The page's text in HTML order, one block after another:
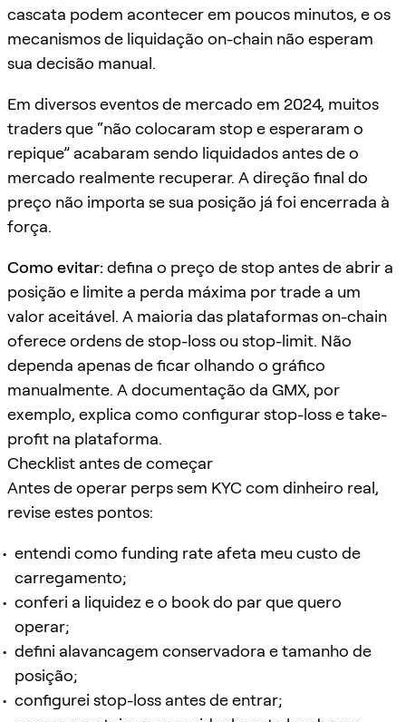
cascata podem acontecer em poucos minutos, e os
mecanismos de liquidação on-chain não esperam
sua decisão manual.
Em diversos eventos de mercado em 2024, muitos
traders que “não colocaram stop e esperaram o
repique” acabaram sendo liquidados antes de o
mercado realmente recuperar. A direção final do
preço não importa se sua posição já foi encerrada à
força.
Como evitar: defina o preço de stop antes de abrir a
posição e limite a perda máxima por trade a um
valor aceitável. A maioria das plataformas on-chain
oferece ordens de stop-loss ou stop-limit. Não
dependa apenas de ficar olhando o gráfico
manualmente. A documentação da GMX, por
exemplo, explica como configurar stop-loss e take-
profit na plataforma.
Checklist antes de começar
Antes de operar perps sem KYC com dinheiro real,
revise estes pontos:
entendi como funding rate afeta meu custo de
carregamento;
conferi a liquidez e o book do par que quero
operar;
defini alavancagem conservadora e tamanho de
posição;
configurei stop-loss antes de entrar;